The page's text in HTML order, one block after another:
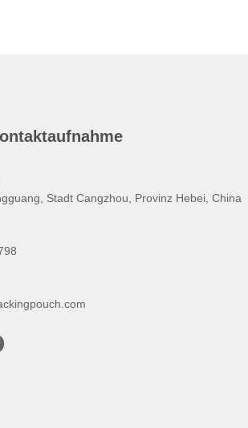
Stadt Cangzhou, Provinz Hebei, China